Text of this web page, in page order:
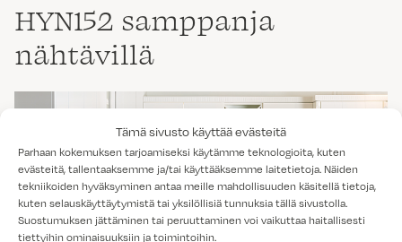
Tämä sivusto käyttää evästeitä
Parhaan kokemuksen tarjoamiseksi käytämme teknologioita, kuten
evästeitä, tallentaaksemme ja/tai käyttääksemme laitetietoja. Näiden
tekniikoiden hyväksyminen antaa meille mahdollisuuden käsitellä tietoja,
kuten selauskäyttäytymistä tai yksilöllisiä tunnuksia tällä sivustolla.
Suostumuksen jättäminen tai peruuttaminen voi vaikuttaa haitallisesti
tiettyihin ominaisuuksiin ja toimintoihin.
HYN152 samppanja
nähtävillä